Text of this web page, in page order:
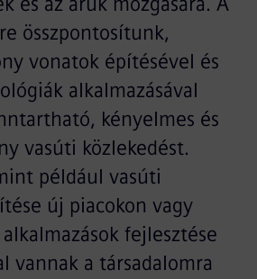
összpontosítunk,
vonatok építésével és
alkalmazásával
kényelmes és
vasúti közlekedést.
például vasúti
új piacokon vagy
fejlesztése
vannak a társadalomra